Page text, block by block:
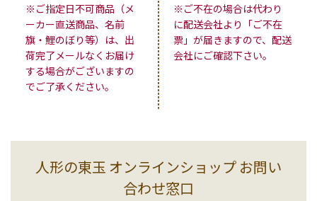
※ご指定日不可商品（メ
ーカー直送商品、名前
旗・鯉のぼり等）は、出
荷完了メールなくお届け
する場合がございますの
でご了承ください。
※ご不在の場合は代わり
に配送会社より「ご不在
票」が届きますので、配送
会社にご確認下さい。
人形の東玉 オンラインショップ お問い
合わせ窓口